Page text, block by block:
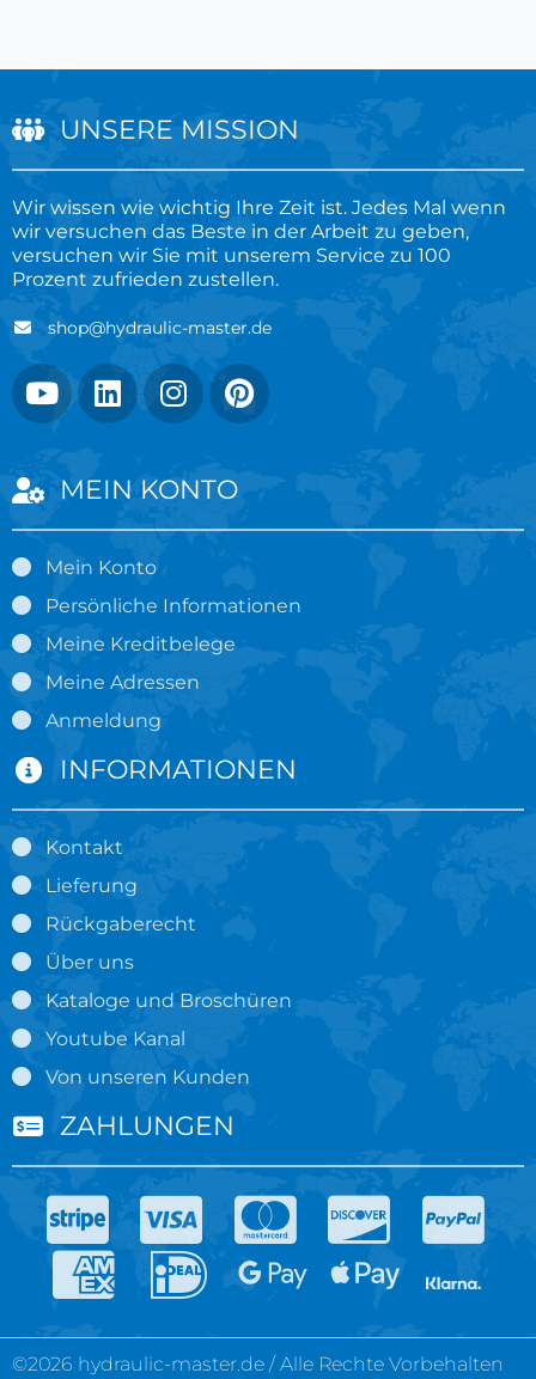
UNSERE MISSION
Wir wissen wie wichtig Ihre Zeit ist. Jedes Mal wenn
wir versuchen das Beste in der Arbeit zu geben,
versuchen wir Sie mit unserem Service zu 100
Prozent zufrieden zustellen.
shop@hydraulic-master.de
MEIN KONTO
Mein Konto
Persönliche Informationen
Meine Kreditbelege
Meine Adressen
Anmeldung
INFORMATIONEN
Kontakt
Lieferung
Rückgaberecht
Über uns
Kataloge und Broschüren
Youtube Kanal
Von unseren Kunden
ZAHLUNGEN
©2026 hydraulic-master.de / Alle Rechte Vorbehalten